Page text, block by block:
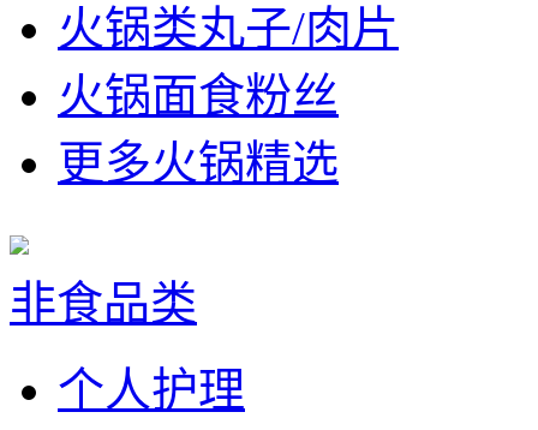
火锅类丸子/肉片
火锅面食粉丝
更多火锅精选
非食品类
个人护理